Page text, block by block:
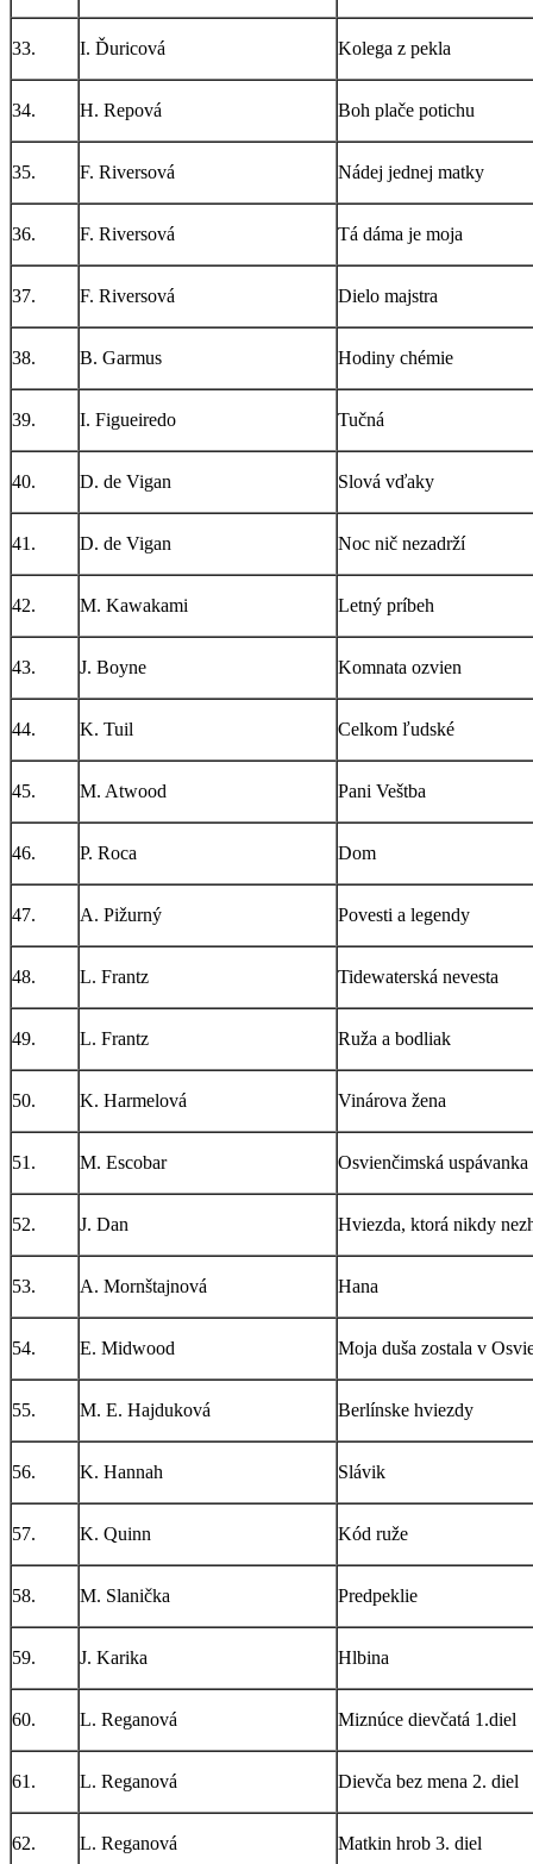
33. I. Ďuricová Kolega z pekla
34. H. Repová Boh plače potichu
35. F. Riversová Nádej jednej matky
36. F. Riversová Tá dáma je moja
37. F. Riversová Dielo majstra
38. B. Garmus Hodiny chémie
39. I. Figueiredo Tučná
40. D. de Vigan Slová vďaky
41. D. de Vigan Noc nič nezadrží
42. M. Kawakami Letný príbeh
43. J. Boyne Komnata ozvien
44. K. Tuil Celkom ľudské
45. M. Atwood Pani Veštba
46. P. Roca Dom
47. A. Pižurný Povesti a legendy
48. L. Frantz Tidewaterská nevesta
49. L. Frantz Ruža a bodliak
50. K. Harmelová Vinárova žena
51. M. Escobar Osvienčimská uspávanka
52. J. Dan Hviezda, ktorá nikdy
53. A. Mornštajnová Hana
54. E. Midwood Moja duša zostala v
55. M. E. Hajduková Berlínske hviezdy
56. K. Hannah Slávik
57. K. Quinn Kód ruže
58. M. Slanička Predpeklie
59. J. Karika Hlbina
60. L. Reganová Miznúce dievčatá 1.diel
61. L. Reganová Dievča bez mena 2. diel
62. L. Reganová Matkin hrob 3. diel